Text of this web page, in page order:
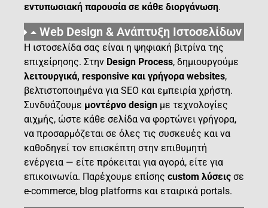
εντυπωσιακή παρουσία σε κάθε διοργάνωση.
Web Design & Ανάπτυξη Ιστοσελίδων
Η ιστοσελίδα σας είναι η ψηφιακή βιτρίνα της
επιχείρησης. Στην Design Process, δημιουργούμε
λειτουργικά, responsive και γρήγορα websites,
βελτιστοποιημένα για SEO και εμπειρία χρήστη.
Συνδυάζουμε μοντέρνο design με τεχνολογίες
αιχμής, ώστε κάθε σελίδα να φορτώνει γρήγορα,
να προσαρμόζεται σε όλες τις συσκευές και να
καθοδηγεί τον επισκέπτη στην επιθυμητή
ενέργεια — είτε πρόκειται για αγορά, είτε για
επικοινωνία. Παρέχουμε επίσης custom λύσεις σε
e-commerce, blog platforms και εταιρικά portals.